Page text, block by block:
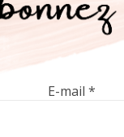
E-mail *